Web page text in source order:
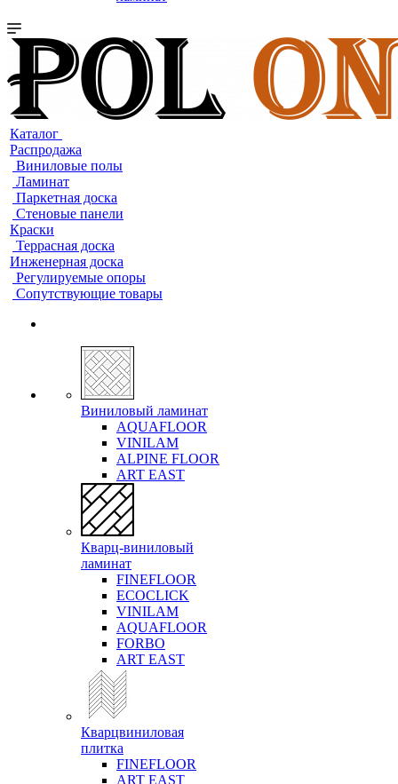
Каталог
Распродажа
Виниловые полы
Ламинат
Паркетная доска
Стеновые панели
Краски
Террасная доска
Инженерная доска
Регулируемые опоры
Сопутствующие товары
Виниловый ламинат
AQUAFLOOR
VINILAM
ALPINE FLOOR
ART EAST
Кварц-виниловый
ламинат
FINEFLOOR
ECOCLICK
VINILAM
AQUAFLOOR
FORBO
ART EAST
Кварцвиниловая
плитка
FINEFLOOR
ART EAST